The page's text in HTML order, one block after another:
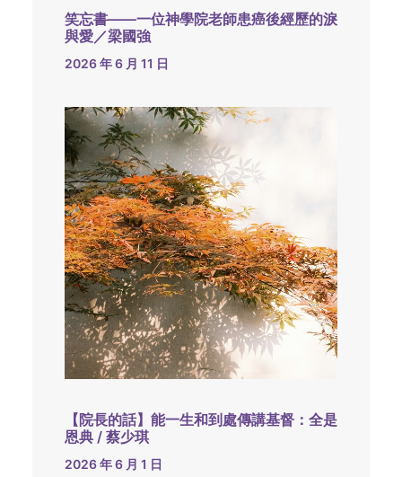
笑忘書——一位神學院老師患癌後經歷的淚
與愛／梁國強
2026 年 6 月 11 日
【院長的話】能一生和到處傳講基督：全是
恩典 / 蔡少琪
2026 年 6 月 1 日